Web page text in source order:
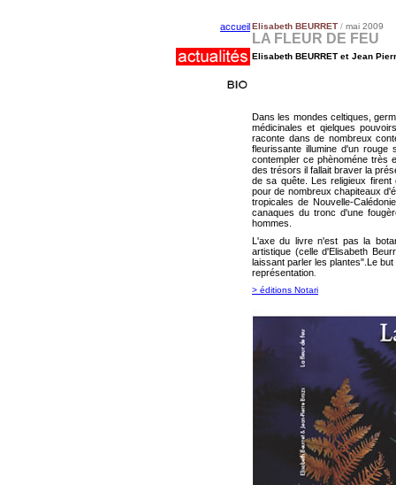
accueilElisabeth BEURRET / mai 2009
LA FLEUR DE FEU
Elisabeth BEURRET et Jean
Dans les mondes celtiques,
médicinales et qielques
raconte dans de nombreux
fleurissante illumine d'un
contempler ce phènoméne très
des trésors il fallait braver la
de sa quête. Les religieux firent
pour de nombreux chapiteaux
tropicales de Nouvelle-
canaques du tronc d'une
hommes.
L'axe du livre n'est pas la
artistique (celle d'Elisabeth
laissant parler les plantes".Le
représentation.
> éditions Notari